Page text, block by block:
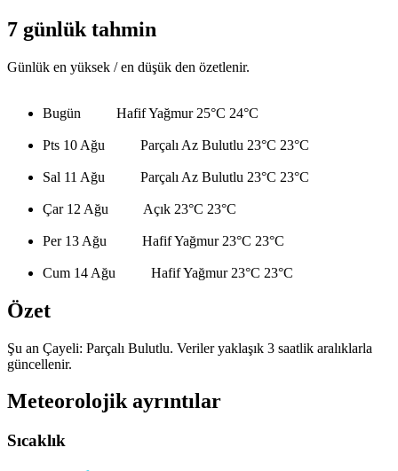
7 günlük tahmin
Günlük en yüksek / en düşük den özetlenir.
Bugün Hafif Yağmur 25°C 24°C
Pts 10 Ağu Parçalı Az Bulutlu 23°C 23°C
Sal 11 Ağu Parçalı Az Bulutlu 23°C 23°C
Çar 12 Ağu Açık 23°C 23°C
Per 13 Ağu Hafif Yağmur 23°C 23°C
Cum 14 Ağu Hafif Yağmur 23°C 23°C
Özet
Şu an Çayeli: Parçalı Bulutlu. Veriler yaklaşık 3 saatlik aralıklarla
güncellenir.
Meteorolojik ayrıntılar
Sıcaklık